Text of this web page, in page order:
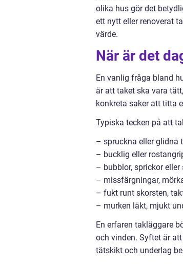
olika hus gör det
ett nytt eller renoverat
värde.
När är det
En vanlig fråga bland
är att taket ska vara
konkreta saker att titta
Typiska tecken på att
– spruckna eller glidna
– bucklig eller
– bubblor, sprickor
– missfärgningar,
– fukt runt skorsten,
– murken läkt, mjukt
En erfaren takläggare
och vinden. Syftet är
tätskikt och underlag